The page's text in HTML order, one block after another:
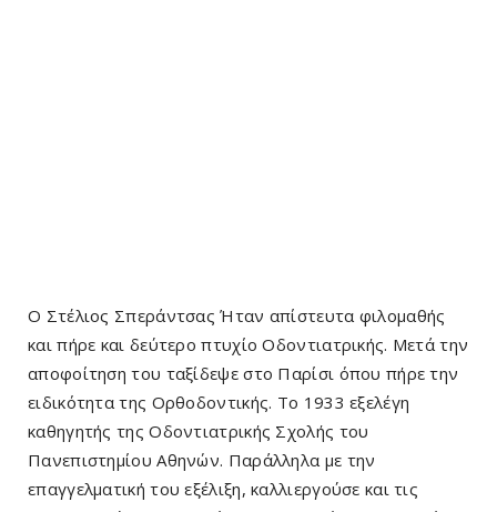
Ο Στέλιος Σπεράντσας Ήταν απίστευτα φιλομαθής
και πήρε και δεύτερο πτυχίο Οδοντιατρικής. Μετά την
αποφοίτηση του ταξίδεψε στο Παρίσι όπου πήρε την
ειδικότητα της Ορθοδοντικής. Το 1933 εξελέγη
καθηγητής της Οδοντιατρικής Σχολής του
Πανεπιστημίου Αθηνών. Παράλληλα με την
επαγγελματική του εξέλιξη, καλλιεργούσε και τις